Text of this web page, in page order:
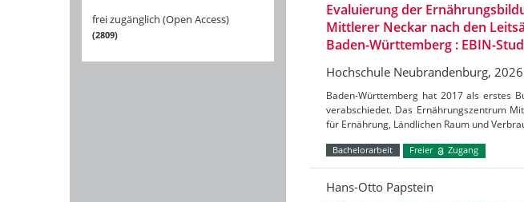
frei zugänglich (Open Access)
2809
Evaluierung der
Mittlerer Neckar nach den
Baden-Württemberg : EBIN-
Hochschule Neubrandenburg, 2026
Baden-Württemberg hat 2017 als erstes
verabschiedet. Das Ernährungszentrum
für Ernährung, Ländlichen Raum und
Bachelorarbeit Freier Zugang
Hans-Otto Papstein